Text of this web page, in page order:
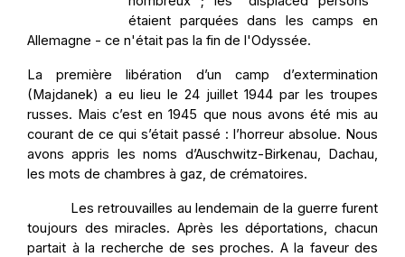
étaient parquées dans les camps en
Allemagne - ce n'était pas la fin de l'Odyssée.
La première libération d’un camp d’extermination
(Majdanek) a eu lieu le 24 juillet 1944 par les troupes
russes. Mais c’est en 1945 que nous avons été mis au
courant de ce qui s’était passé : l’horreur absolue. Nous
avons appris les noms d’Auschwitz-Birkenau, Dachau,
les mots de chambres à gaz, de crématoires.
Les retrouvailles au lendemain de la guerre furent
toujours des miracles. Après les déportations, chacun
partait à la recherche de ses proches. A la faveur des